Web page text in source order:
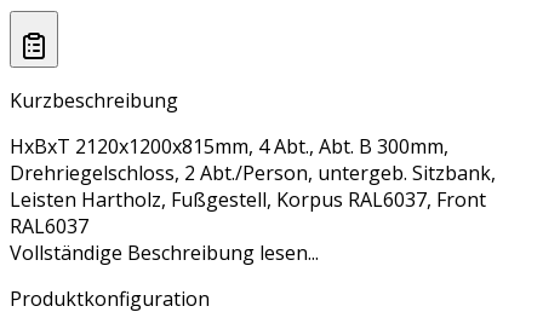
Kurzbeschreibung
HxBxT 2120x1200x815mm, 4 Abt., Abt. B 300mm,
Drehriegelschloss, 2 Abt./Person, untergeb. Sitzbank,
Leisten Hartholz, Fußgestell, Korpus RAL6037, Front
RAL6037
Vollständige Beschreibung lesen...
Produktkonfiguration